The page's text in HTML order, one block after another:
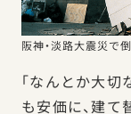
阪神・淡路大震災で
「なんとか大
も安価に、建